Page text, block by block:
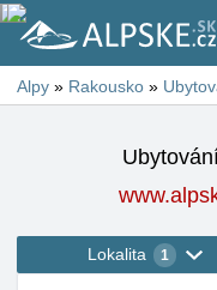
Alpy » Rakousko »
Lokalita 1